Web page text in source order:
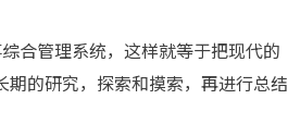
合管理系统，这样就等于把现代的
的研究，探索和摸索，再进行总结